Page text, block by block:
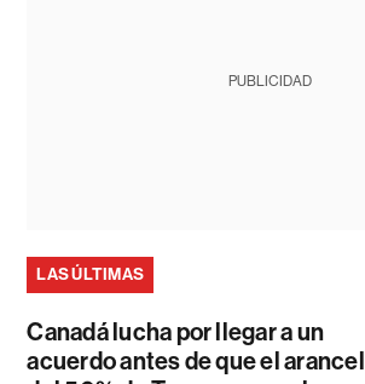
PUBLICIDAD
LAS ÚLTIMAS
Canadá lucha por llegar a un
acuerdo antes de que el arancel